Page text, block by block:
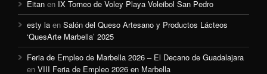
Eitan en IX Torneo de Voley Playa Voleibol San Pedro
esty la en Salón del Queso Artesano y Productos Lácteos
‘QuesArte Marbella’ 2025
Feria de Empleo de Marbella 2026 – El Decano de Guadalajara
en VIII Feria de Empleo 2026 en Marbella